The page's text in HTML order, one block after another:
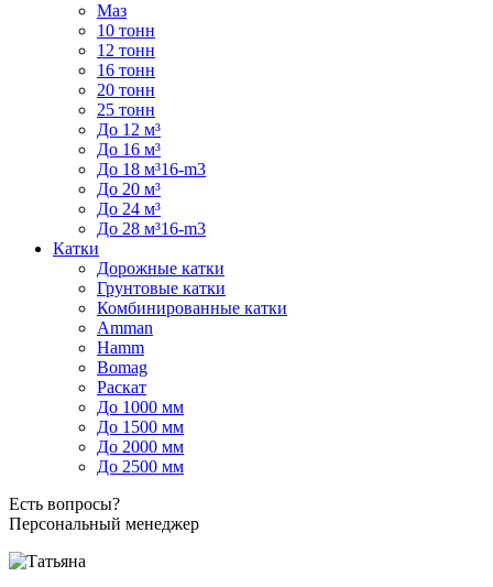
Маз
10 тонн
12 тонн
16 тонн
20 тонн
25 тонн
До 12 м³
До 16 м³
До 18 м³16-m3
До 20 м³
До 24 м³
До 28 м³16-m3
Катки
Дорожные катки
Грунтовые катки
Комбинированные катки
Amman
Hamm
Bomag
Раскат
До 1000 мм
До 1500 мм
До 2000 мм
До 2500 мм
Есть вопросы?
Персональный менеджер